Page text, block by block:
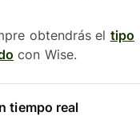
obtendrás el tipo
con Wise.
tiempo real